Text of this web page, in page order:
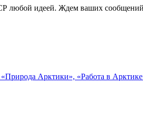
СР любой идеей. Ждем ваших
«Природа Арктики», «Работа в